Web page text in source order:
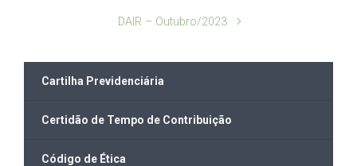
DAIR – Outubro/2023
Cartilha Previdenciária
Certidão de Tempo de Contribuição
Código de Ética